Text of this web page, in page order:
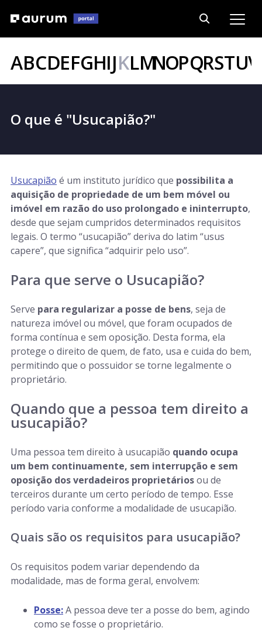
ABCDEFGHIJKLMNOPQRSTUV
O que é "Usucapião?"
Usucapião é um instituto jurídico que possibilita a
aquisição de propriedade de um bem móvel ou
imóvel em razão do uso prolongado e ininterrupto,
desde que sejam cumpridos determinados requisitos
legais. O termo “usucapião” deriva do latim “usus
capere”, que significa “adquirir pelo uso”.
Para que serve o Usucapião?
Serve para regularizar a posse de bens, seja de
natureza imóvel ou móvel, que foram ocupados de
forma contínua e sem oposição. Desta forma, ela
protege o direito de quem, de fato, usa e cuida do bem,
permitindo que o possuidor se torne legalmente o
proprietário.
Quando que a pessoa tem direito a
usucapião?
Uma pessoa tem direito à usucapião quando ocupa
um bem continuamente, sem interrupção e sem
oposição dos verdadeiros proprietáriosou de
terceiros durante um certo período de tempo. Esse
período varia conforme a modalidade de usucapião.
Quais são os requisitos para usucapião?
Os requisitos podem variar dependendo da
modalidade, mas de forma geral, envolvem:
Posse:A pessoa deve ter a posse do bem, agindo
como se fosse o proprietário.